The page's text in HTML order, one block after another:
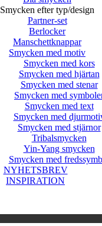
Smycken efter typ/design
Partner-set
Berlocker
Manschettknappar
Smycken med motiv
Smycken med kors
Smycken med hjärtan
Smycken med stenar
Smycken med
Smycken med text
Smycken med
Smycken med stjärnor
Tribalsmycken
Yin-Yang smycken
Smycken med
NYHETSBREV
INSPIRATION